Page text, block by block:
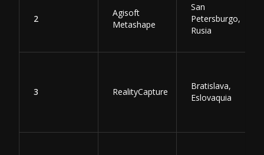
2
Agisoft
Metashape
San
Petersburgo,
Rusia
3 RealityCapture
Bratislava,
Eslovaquia